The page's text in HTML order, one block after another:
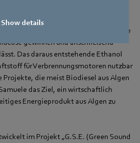
Show detailsvon der Deutschen Schule
Projekt „Ethanol aus Algen“, wie
gewinnen und anschließend
Das daraus entstehende Ethanol
für Verbrennungsmotoren nutzbar
Projekte, die meist Biodiesel aus Algen
das Ziel, ein wirtschaftlich
Energieprodukt aus Algen zu
im Projekt „G.S.E. (Green Sound